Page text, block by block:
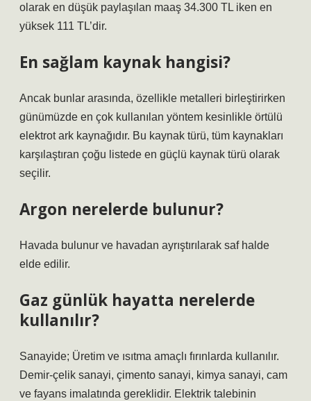
olarak en düşük paylaşılan maaş 34.300 TL iken en
yüksek 111 TL’dir.
En sağlam kaynak hangisi?
Ancak bunlar arasında, özellikle metalleri birleştirirken
günümüzde en çok kullanılan yöntem kesinlikle örtülü
elektrot ark kaynağıdır. Bu kaynak türü, tüm kaynakları
karşılaştıran çoğu listede en güçlü kaynak türü olarak
seçilir.
Argon nerelerde bulunur?
Havada bulunur ve havadan ayrıştırılarak saf halde
elde edilir.
Gaz günlük hayatta nerelerde
kullanılır?
Sanayide; Üretim ve ısıtma amaçlı fırınlarda kullanılır.
Demir-çelik sanayi, çimento sanayi, kimya sanayi, cam
ve fayans imalatında gereklidir. Elektrik talebinin